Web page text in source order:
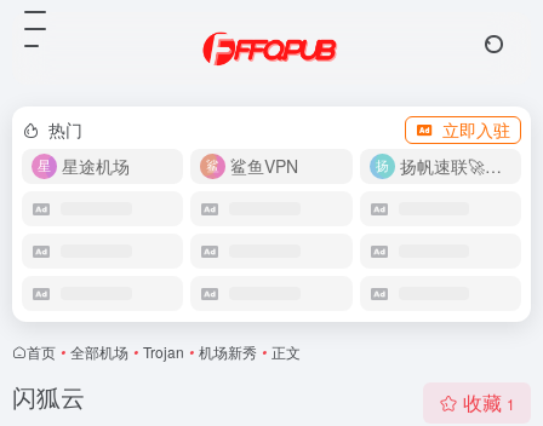
热门
立即入驻
星途机场
鲨鱼VPN 扬帆速联🚀很快
首页 • 全部机场 • Trojan • 机场新秀 • 正文
闪狐云 收藏 1